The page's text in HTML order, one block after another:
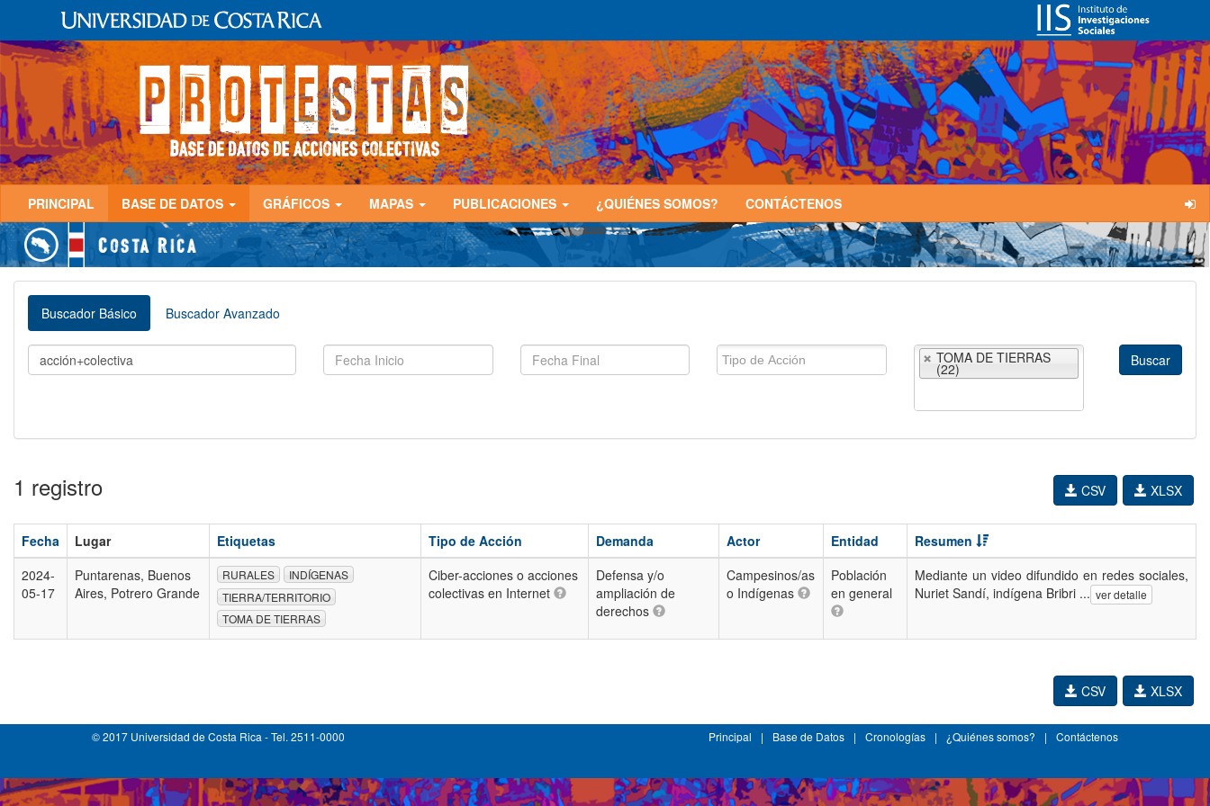
PRINCIPAL BASE DE DATOS GRÁFICOS MAPAS PUBLICACIONES ¿QUIÉNES SOMOS? CONTÁCTENOS
Buscador Básico Buscador Avanzado
TOMA DE TIERRAS
(22)
1 registro XLSX
CSV
Fecha Lugar Etiquetas Tipo de Acción Demanda Actor Entidad
Resumen
2024-
05-17
Puntarenas, Buenos
Aires, Potrero Grande
RURALES
INDÍGENAS
TIERRA/TERRITORIO
TOMA DE TIERRAS
Ciber-acciones o acciones
colectivas en Internet
Defensa y/o
ampliación de
derechos
Campesinos/as
o Indígenas
Población
en general
Mediante un video difundido en redes sociales,
Nuriet Sandí, indígena Bribri ... ver detalle
XLSX
CSV
© 2017 Universidad de Costa Rica - Tel. 2511-0000 Principal | Base de Datos | Cronologías | ¿Quiénes somos? | Contáctenos